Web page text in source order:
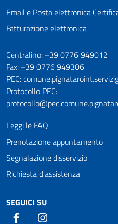
Email e Posta elettronica
Fatturazione elettronica
Numeri utili
Centralino: +39 0776 949012
Fax: +39 0776 949306
PEC:
Protocollo PEC:
Leggi le FAQ
Prenotazione appuntamento
Segnalazione disservizio
Richiesta d'assistenza
SEGUICI SU
Facebook